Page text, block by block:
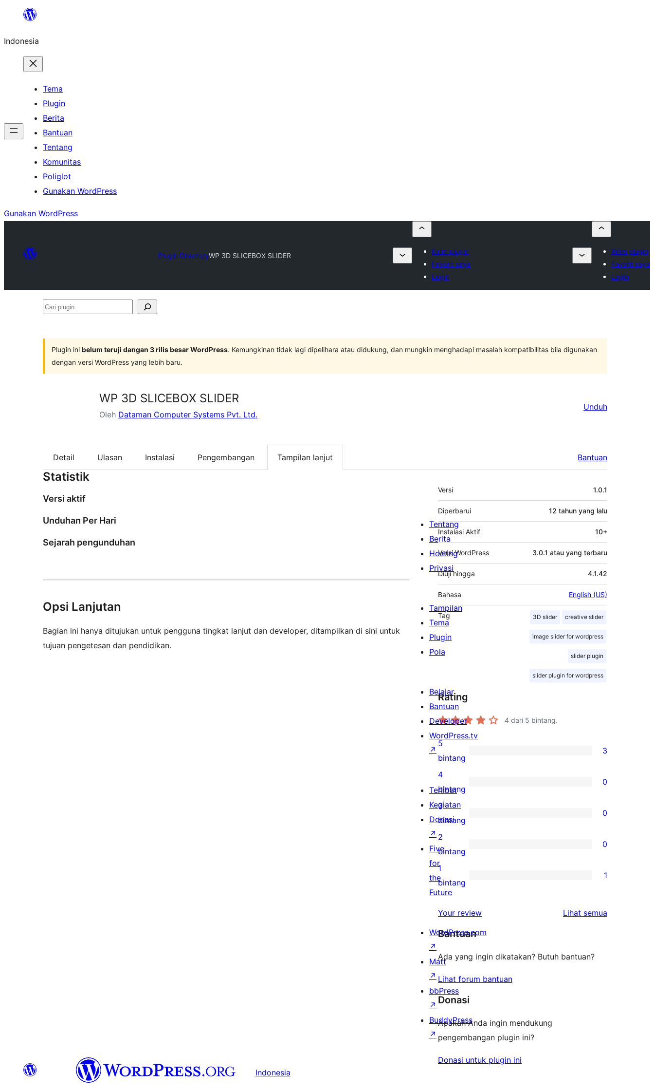
Lewati
konten
Indonesia
Tema
Plugin
Berita
Bantuan
Tentang
Komunitas
Poliglot
Gunakan WordPress
Gunakan WordPress
Plugin DirectoryWP 3D SLICEBOX SLIDER
Kirim plugin
Favorit saya
Login
Kirim plugin
Favorit saya
Login
Cari
Plugin ini belum teruji dangan 3 rilis besar WordPress. Kemungkinan tidak lagi dipelihara atau didukung, dan mungkin menghadapi masalah kompatibilitas bila digunakan
dengan versi WordPress yang lebih baru.
WP 3D SLICEBOX SLIDER
Oleh Dataman Computer Systems Pvt. Ltd.
Unduh
Detail Ulasan Instalasi Pengembangan Tampilan lanjut Bantuan
Statistik
Versi aktif
Unduhan Per Hari
Sejarah pengunduhan
Opsi Lanjutan
Bagian ini hanya ditujukan untuk pengguna tingkat lanjut dan developer, ditampilkan di sini untuk
tujuan pengetesan dan pendidikan.
Meta
Versi 1.0.1
Diperbarui 12 tahun yang lalu
Instalasi Aktif 10+
Versi WordPress 3.0.1 atau yang terbaru
Diuji hingga 4.1.42
Bahasa English (US)
Tag 3D slider creative slider
image slider for wordpress
slider plugin
slider plugin for wordpress
Rating
4 dari 5 bintang.
3
ulasan
5-
bintang
5
bintang
3
0
ulasan
4-
bintang
4
bintang
0
0
ulasan
3-
bintang
3
bintang
0
0
ulasan
2-
bintang
2
bintang
0
1
ulasan
1-
1
bintang
1
Your review Lihat semua
Bantuan
Ada yang ingin dikatakan? Butuh bantuan?
Lihat forum bantuan
Donasi
Apakah Anda ingin mendukung
pengembangan plugin ini?
Donasi untuk plugin ini
Tentang
Berita
Hosting
Privasi
Tampilan
Tema
Plugin
Pola
Belajar
Bantuan
Developer
WordPress.tv
↗
Terlibat
Kegiatan
Donasi
↗
Five
for
the
Future
WordPress.com
↗
Matt
↗
bbPress
↗
BuddyPress
↗
Indonesia